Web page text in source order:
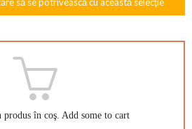
în coş. Add some to cart